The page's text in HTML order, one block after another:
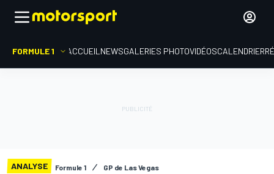
FORMULE 1 ACCUEIL NEWSGALERIES PHOTOVIDÉOSCALENDRIER
ANALYSE Formule 1 GP de Las Vegas